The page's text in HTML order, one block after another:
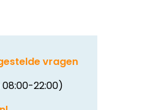
vragen
22:00)